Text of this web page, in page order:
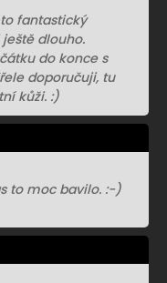
fantastický
dlouho.
do konce s
doporučuji, tu
kůži. :)
to moc bavilo. :-)